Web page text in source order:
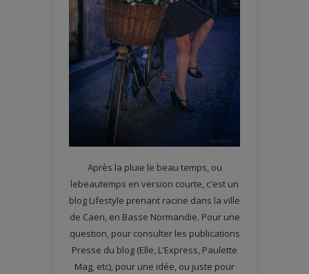
Après la pluie le beau temps, ou
lebeautemps en version courte, c'est un
blog Lifestyle prenant racine dans la ville
de Caen, en Basse Normandie. Pour une
question, pour consulter les publications
Presse du blog (Elle, L'Express, Paulette
Mag, etc), pour une idée, ou juste pour